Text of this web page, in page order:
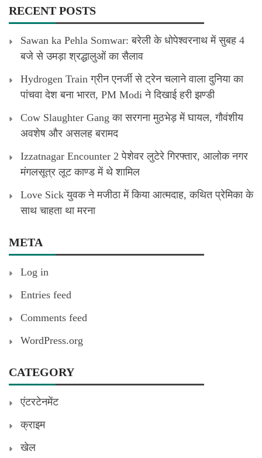
RECENT POSTS
Sawan ka Pehla Somwar: बरेली के धोपेश्वरनाथ में सुबह 4
बजे से उमड़ा श्रद्धालुओं का सैलाव
Hydrogen Train ग्रीन एनर्जी से ट्रेन चलाने वाला दुनिया का
पांचवा देश बना भारत, PM Modi ने दिखाई हरी झण्डी
Cow Slaughter Gang का सरगना मुठभेड़ में घायल, गौवंशीय
अवशेष और असलह बरामद
Izzatnagar Encounter 2 पेशेवर लुटेरे गिरफ्तार, आलोक नगर
मंगलसूत्र लूट काण्‍ड में थे शामिल
Love Sick युवक ने मजीठा में किया आत्मदाह, कथित प्रेमिका के
साथ चाहता था मरना
META
Log in
Entries feed
Comments feed
WordPress.org
CATEGORY
एंटरटेनमेंट
क्राइम
खेल